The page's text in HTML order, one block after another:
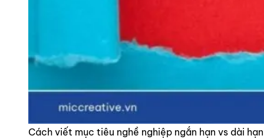
Cách viết mục tiêu nghề nghiệp ngắn hạn vs dài